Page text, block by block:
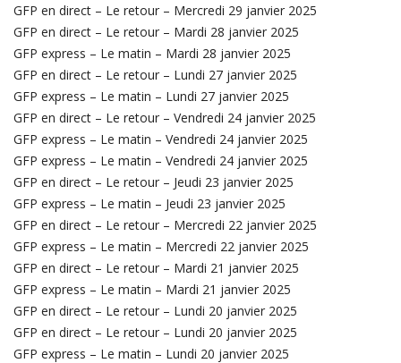
GFP en direct – Le retour – Mercredi 29 janvier 2025
GFP en direct – Le retour – Mardi 28 janvier 2025
GFP express – Le matin – Mardi 28 janvier 2025
GFP en direct – Le retour – Lundi 27 janvier 2025
GFP express – Le matin – Lundi 27 janvier 2025
GFP en direct – Le retour – Vendredi 24 janvier 2025
GFP express – Le matin – Vendredi 24 janvier 2025
GFP express – Le matin – Vendredi 24 janvier 2025
GFP en direct – Le retour – Jeudi 23 janvier 2025
GFP express – Le matin – Jeudi 23 janvier 2025
GFP en direct – Le retour – Mercredi 22 janvier 2025
GFP express – Le matin – Mercredi 22 janvier 2025
GFP en direct – Le retour – Mardi 21 janvier 2025
GFP express – Le matin – Mardi 21 janvier 2025
GFP en direct – Le retour – Lundi 20 janvier 2025
GFP en direct – Le retour – Lundi 20 janvier 2025
GFP express – Le matin – Lundi 20 janvier 2025